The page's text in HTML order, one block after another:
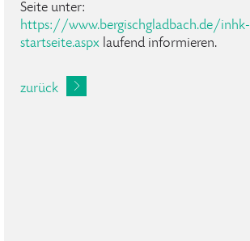
Seite unter:
https://www.bergischgladbach.de/inhk-
startseite.aspx laufend informieren.
zurück